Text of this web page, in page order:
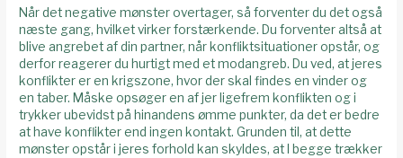
Når det negative mønster overtager, så forventer du det også
næste gang, hvilket virker forstærkende. Du forventer altså at
blive angrebet af din partner, når konfliktsituationer opstår, og
derfor reagerer du hurtigt med et modangreb. Du ved, at jeres
konflikter er en krigszone, hvor der skal findes en vinder og
en taber. Måske opsøger en af jer ligefrem konflikten og i
trykker ubevidst på hinandens ømme punkter, da det er bedre
at have konflikter end ingen kontakt. Grunden til, at dette
mønster opstår i jeres forhold kan skyldes, at I begge trækker